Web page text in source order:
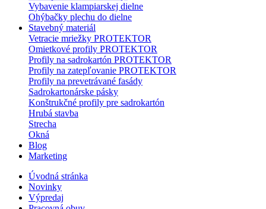
Vybavenie klampiarskej dielne
Ohýbačky plechu do dielne
Stavebný materiál
Vetracie mriežky PROTEKTOR
Omietkové profily PROTEKTOR
Profily na sadrokartón PROTEKTOR
Profily na zatepľovanie PROTEKTOR
Profily na prevetrávané fasády
Sadrokartonárske pásky
Konštrukčné profily pre sadrokartón
Hrubá stavba
Strecha
Okná
Blog
Marketing
Úvodná stránka
Novinky
Výpredaj